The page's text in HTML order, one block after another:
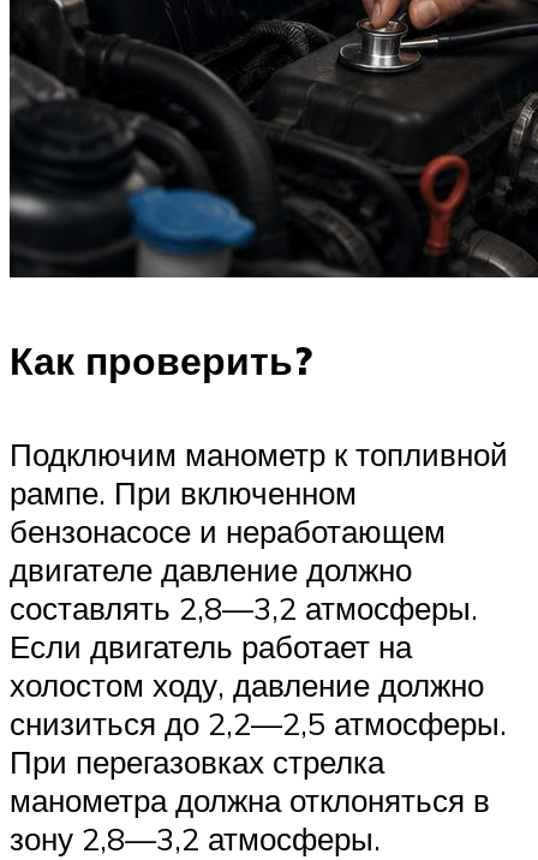
Как проверить?
Подключим манометр к топливной
рампе. При включенном
бензонасосе и неработающем
двигателе давление должно
составлять 2,8—3,2 атмосферы.
Если двигатель работает на
холостом ходу, давление должно
снизиться до 2,2—2,5 атмосферы.
При перегазовках стрелка
манометра должна отклоняться в
зону 2,8—3,2 атмосферы.